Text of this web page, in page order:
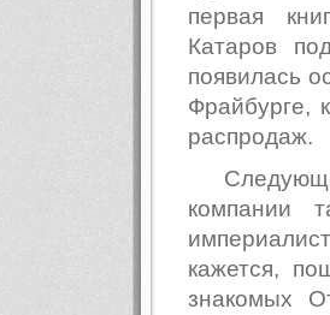
первая
Катаров
появилась
Фрайбурге,
распродаж.
компании
кажется,
знакомых